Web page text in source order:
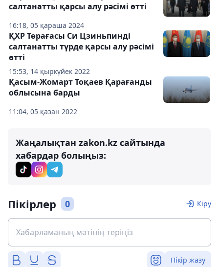
16:18, 05 қараша 2024
салтанатты қарсы алу рәсімі өтті
15:53, 14 қыркүйек 2022
ҚХР Төрағасы Си Цзиньпинді
салтанатты түрде қарсы алу рәсімі
өтті
11:04, 05 қазан 2022
Қасым-Жомарт Тоқаев Қарағанды ​​
облысына барды
Жаңалықтан zakon.kz сайтында
хабардар болыңыз:
Пікірлер 0 Кіру
Пікір жазу